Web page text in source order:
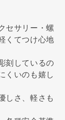
セサリー・螺
くてつけ心地
刻しているの
くいのも嬉し
しさ、軽さも